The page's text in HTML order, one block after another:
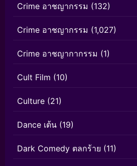
Crime อาชญากรรม (132)
Crime อาชญากรรม (1,027)
Crime อาชญากากรรม (1)
Cult Film (10)
Culture (21)
Dance เต้น (19)
Dark Comedy ตลกร้าย (11)